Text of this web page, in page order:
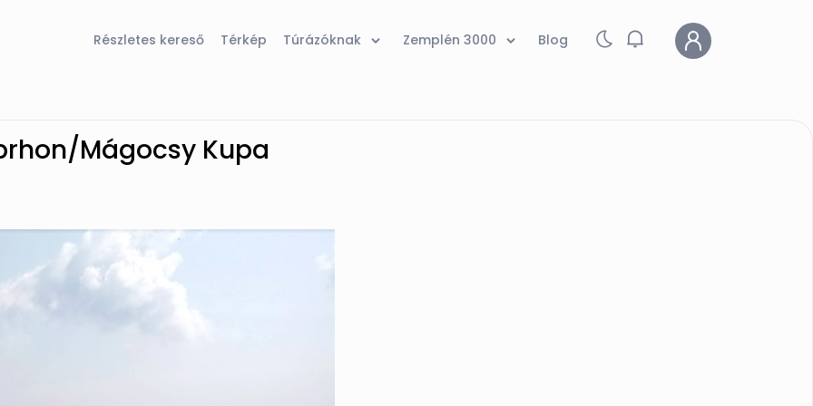
Részletes kereső Térkép Túrázóknak Zemplén 3000 Blog
Mágocsy Kupa